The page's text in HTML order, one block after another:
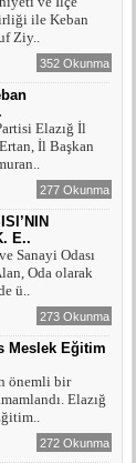
ile Keban
Ziy..
352 Okunma
Elazığ İl
İl Başkan
277 Okunma
E..
Sanayi Odası
Oda olarak
ü..
273 Okunma
Meslek Eğitim
önemli bir
Elazığ
272 Okunma